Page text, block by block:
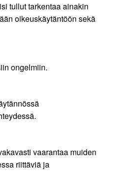
tullut tarkentaa ainakin
oikeuskäytäntöön sekä
ongelmiin.
vaarantaa muiden
riittäviä ja